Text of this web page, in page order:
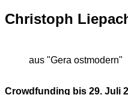
Christoph
aus "Gera ostmodern"
Crowdfunding bis 29. Juli